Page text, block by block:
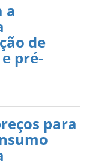
a
de
pré-
para